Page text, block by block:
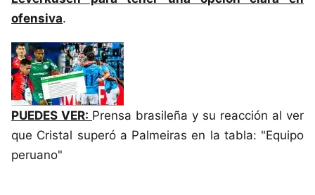
ofensiva.
PUEDES VER: Prensa brasileña y su reacción al ver
que Cristal superó a Palmeiras en la tabla: "Equipo
peruano"